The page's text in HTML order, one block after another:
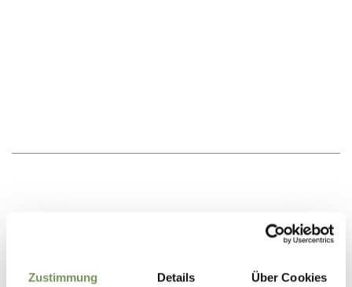
Zustimmung Details Über Cookies